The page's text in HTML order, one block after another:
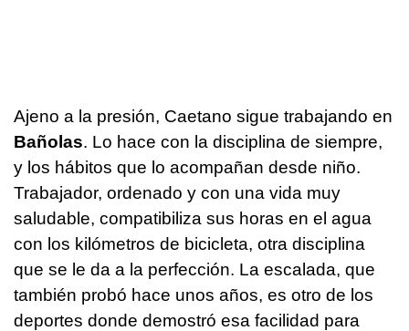
Ajeno a la presión, Caetano sigue trabajando en
Bañolas. Lo hace con la disciplina de siempre,
y los hábitos que lo acompañan desde niño.
Trabajador, ordenado y con una vida muy
saludable, compatibiliza sus horas en el agua
con los kilómetros de bicicleta, otra disciplina
que se le da a la perfección. La escalada, que
también probó hace unos años, es otro de los
deportes donde demostró esa facilidad para